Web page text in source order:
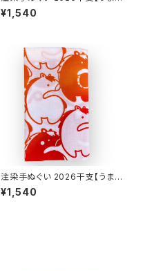
くし】薄ピンク×赤エンジ 喜多屋
商店 てぬぐい 干支 午年 馬 ウ
¥1,540
注染手ぬぐい 2026干支【うまづ
くし】晒白×赤×オレンジ×黄色グ
ラデーション 喜多屋商店 てぬぐ
¥1,540